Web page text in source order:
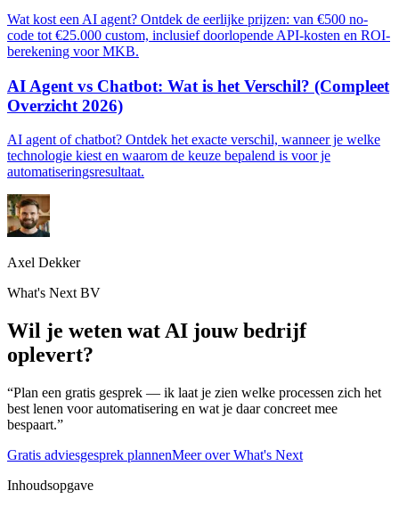
Wat kost een AI agent? Ontdek de eerlijke prijzen: van €500 no-
code tot €25.000 custom, inclusief doorlopende API-kosten en ROI-
berekening voor MKB.
AI Agent vs Chatbot: Wat is het Verschil? (Compleet
Overzicht 2026)
AI agent of chatbot? Ontdek het exacte verschil, wanneer je welke
technologie kiest en waarom de keuze bepalend is voor je
automatiseringsresultaat.
Axel Dekker
What's Next BV
Wil je weten wat AI jouw bedrijf
oplevert?
“Plan een gratis gesprek — ik laat je zien welke processen zich het
best lenen voor automatisering en wat je daar concreet mee
bespaart.”
Gratis adviesgesprek plannenMeer over What's Next
Inhoudsopgave